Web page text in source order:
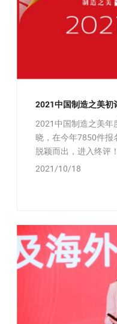
2021中国制造之美初
2021中国制造之美年
晓，在今年7850件报
脱颖而出，进入终评
念产品组 51件。
2021/10/18